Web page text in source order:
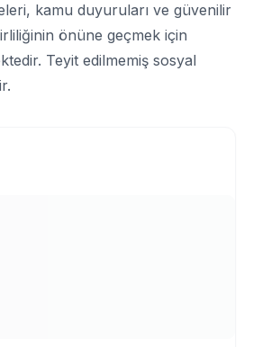
kamu duyuruları ve güvenilir
önüne geçmek için
Teyit edilmemiş sosyal